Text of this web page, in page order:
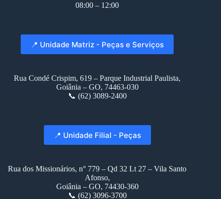
08:00 – 12:00
📍 Unidade Matriz - Peças e Serviços
Rua Condé Crispim, 619 – Parque Industrial Paulista,
Goiânia – GO, 74463-030
📞 (62) 3089-2400
📍 Unidade Filial - Peças
Rua dos Missionários, n° 779 – Qd 32 Lt 27 – Vila Santo
Afonso,
Goiânia – GO, 74430-360
📞 (62) 3096-3700